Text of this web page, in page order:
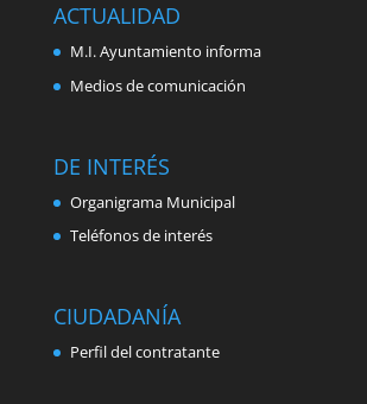
ACTUALIDAD
M.I. Ayuntamiento informa
Medios de comunicación
DE INTERÉS
Organigrama Municipal
Teléfonos de interés
CIUDADANÍA
Perfil del contratante